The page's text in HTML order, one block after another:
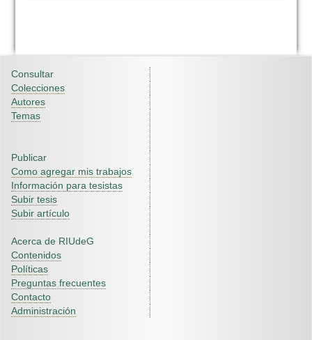
Consultar
Colecciones
Autores
Temas
Publicar
Como agregar mis trabajos
Información para tesistas
Subir tesis
Subir artículo
Acerca de RIUdeG
Contenidos
Políticas
Preguntas frecuentes
Contacto
Administración